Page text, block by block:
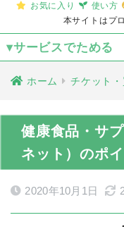
お気に入り 使い方
本サイトはプ
▾サービスでためる
ホーム チケット
健康食品・サ
ネット）のポ
2020年10月1日